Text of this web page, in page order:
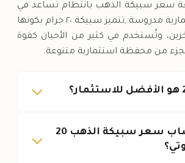
سعر سبيكة الذهب بانتظام تساعد في
اتخاذ قرارات استثمارية مدروسة.,تتميز سبيكة ٢٠ جرام بكونها
وتُستخدم في كثير من الأحيان كقوة
من محفظة استثمارية متنوعة.
كيف يتم حساب سعر سبيكة الذهب 20